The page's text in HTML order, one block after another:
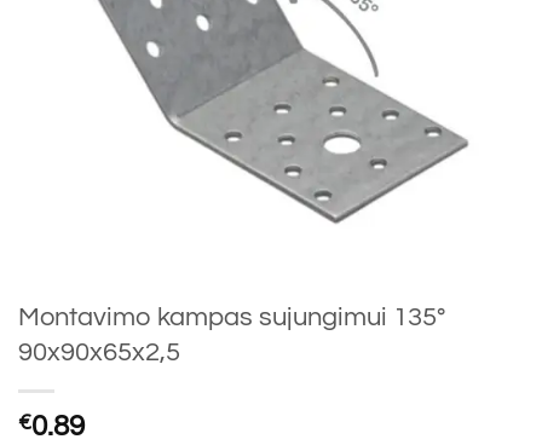
Montavimo kampas sujungimui 135°
90x90x65x2,5
€0.89